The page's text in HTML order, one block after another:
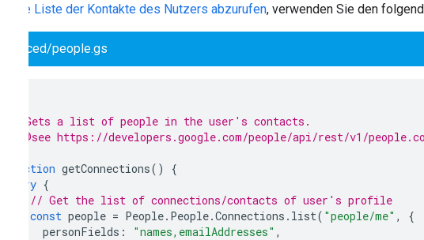
eine Liste der Kontakte des Nutzers abzurufen, verwenden Sie den
advanced/people.gs
* Gets a list of people in the user's contacts.
* @see https://developers.google.com/people/api/rest/v1/
function getConnections()
{
try {
// Get the list of connections/contacts of user's profile
const people = People. People.Connections . list( "people/me" ,
{
personFields : "names,emailAddresses" ,